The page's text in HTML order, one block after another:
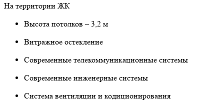
На территории ЖК
Высота потолков – 3,2 м
Витражное остекление
Современные телекоммуникационные системы
Современные инженерные системы
Система вентиляции и кодиционирования